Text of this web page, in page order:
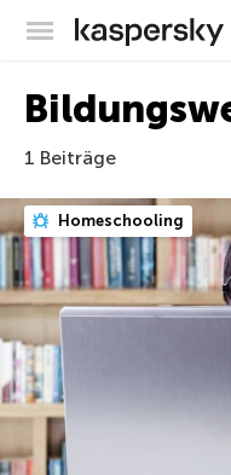
1 Beiträge
Homeschooling